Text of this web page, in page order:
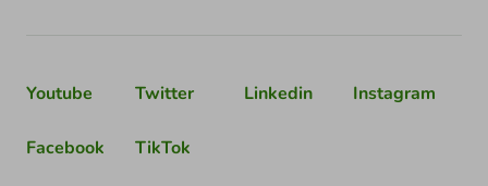
Youtube Twitter Linkedin Instagram
Facebook TikTok